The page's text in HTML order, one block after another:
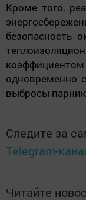
Кроме того,
безопасность
одновременно
выбросы
Следите за
Telegram-
Читайте